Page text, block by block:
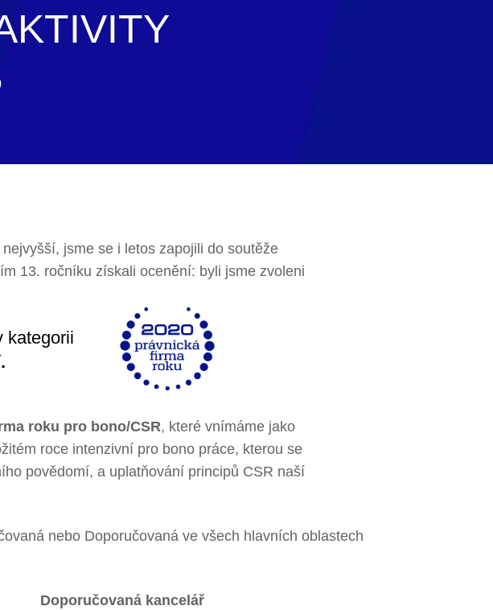
jsme se i letos zapojili do soutěže
13. ročníku získali ocenění: byli jsme zvoleni
kategorii
roku pro bono/CSR, které vnímáme jako
roce intenzivní pro bono práce, kterou se
povědomí, a uplatňování principů CSR naší
nebo Doporučovaná ve všech hlavních oblastech
Doporučovaná kancelář